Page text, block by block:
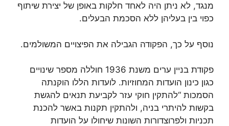
מנגד, לא ניתן היה לאחד חלקות באופן של יצירת שיתוף
כפוי בין בעליהן ללא הסכמת הבעלים.
נוסף על כך, הפקודה הגבילה את הפיצויים המשולמים.
פקודת בניין ערים משנת 1936 חוללה מספר שינויים
כגון כינון הועדות המחוזיות. לועדות הללו הוקנתה
הסמכות “להתקין חוקי עזר לקביעת תנאים להגשת
בקשות להיתרי בניה, ולהתקין תקנות באשר להכנת
תכניות ולפרוצדורות השונות שיחולו על הועדות